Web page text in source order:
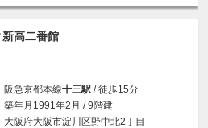
高二番館
阪急京都本線十三駅 / 徒歩15分
築年月1991年2月 / 9階建
大阪府大阪市淀川区野中北2丁目